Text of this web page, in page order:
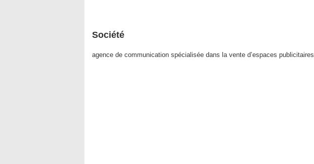
Société
agence de communication spécialisée dans la vente d’espaces publicitaires